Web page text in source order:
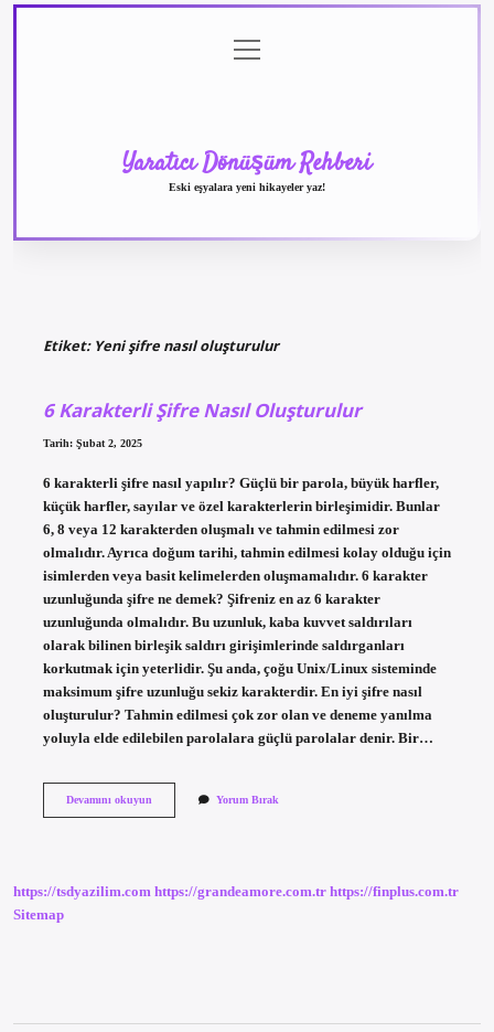
menüyü
aç
Yaratıcı Dönüşüm Rehberi
Eski eşyalara yeni hikayeler yaz!
Etiket: Yeni şifre nasıl oluşturulur
6 Karakterli Şifre Nasıl Oluşturulur
Tarih: Şubat 2, 2025
6 karakterli şifre nasıl yapılır? Güçlü bir parola, büyük harfler,
küçük harfler, sayılar ve özel karakterlerin birleşimidir. Bunlar
6, 8 veya 12 karakterden oluşmalı ve tahmin edilmesi zor
olmalıdır. Ayrıca doğum tarihi, tahmin edilmesi kolay olduğu için
isimlerden veya basit kelimelerden oluşmamalıdır. 6 karakter
uzunluğunda şifre ne demek? Şifreniz en az 6 karakter
uzunluğunda olmalıdır. Bu uzunluk, kaba kuvvet saldırıları
olarak bilinen birleşik saldırı girişimlerinde saldırganları
korkutmak için yeterlidir. Şu anda, çoğu Unix/Linux sisteminde
maksimum şifre uzunluğu sekiz karakterdir. En iyi şifre nasıl
oluşturulur? Tahmin edilmesi çok zor olan ve deneme yanılma
yoluyla elde edilebilen parolalara güçlü parolalar denir. Bir…
Devamını okuyun6
Yorum Bırak
https://tsdyazilim.com https://grandeamore.com.tr https://finplus.com.tr
Sitemap